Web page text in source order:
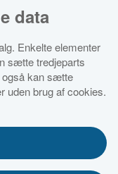
data
Enkelte elementer
sætte tredjeparts
også kan sætte
uden brug af cookies.